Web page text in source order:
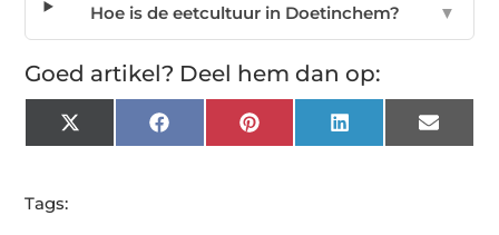
Hoe is de eetcultuur in Doetinchem? ▼
Goed artikel? Deel hem dan op:
X
(Twitter)
FacebookPinterest LinkedIn Email
Tags: